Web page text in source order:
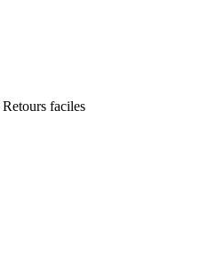
Retours faciles